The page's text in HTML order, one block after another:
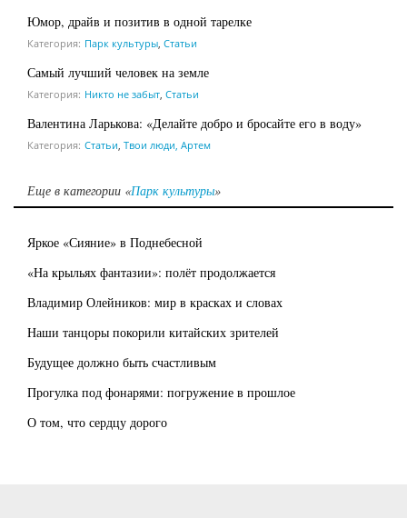
Юмор, драйв и позитив в одной тарелке
Категория: Парк культуры Статьи
Самый лучший человек на земле
Категория: Никто не забыт Статьи
Валентина Ларькова: «Делайте добро и бросайте его в воду»
Категория: Статьи Твои люди, Артем
Еще в категории «Парк культуры»
Яркое «Сияние» в Поднебесной
«На крыльях фантазии»: полёт продолжается
Владимир Олейников: мир в красках и словах
Наши танцоры покорили китайских зрителей
Будущее должно быть счастливым
Прогулка под фонарями: погружение в прошлое
О том, что сердцу дорого